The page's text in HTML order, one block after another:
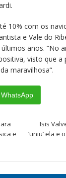
10% com os
e Vale do
anos. “No
visto que
maravilhosa”.
WhatsApp
e
Isis
‘uniu’ ela